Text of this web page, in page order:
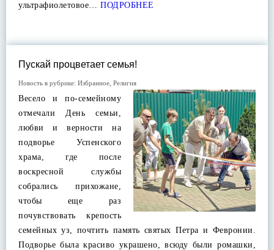
ультрафиолетовое… ПОДРОБНЕЕ
Пускай процветает семья!
Новость в рубрике: Избранное Религия
Весело и по-семейному
отмечали День семьи,
любви и верности на
подворье Успенского
храма, где после
воскресной службы
собрались прихожане,
чтобы еще раз
почувствовать крепость
семейных уз, почтить память святых Петра и Февронии.
Подворье была красиво украшено, всюду были ромашки,